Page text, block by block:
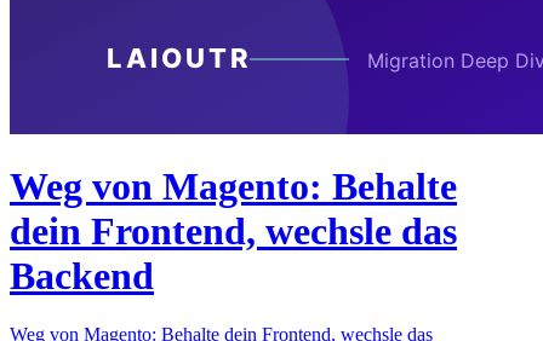
Weg von Magento: Behalte
dein Frontend, wechsle das
Backend
Weg von Magento: Behalte dein Frontend, wechsle das